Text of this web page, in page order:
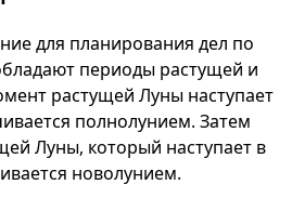
для планирования дел по
периоды растущей и
растущей Луны наступает
полнолунием. Затем
Луны, который наступает в
новолунием.